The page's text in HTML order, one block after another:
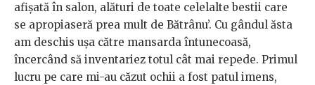
afișată în salon, alături de toate celelalte bestii care
se apropiaseră prea mult de Bătrânu’. Cu gândul ăsta
am deschis ușa către mansarda întunecoasă,
încercând să inventariez totul cât mai repede. Primul
lucru pe care mi-au căzut ochii a fost patul imens,